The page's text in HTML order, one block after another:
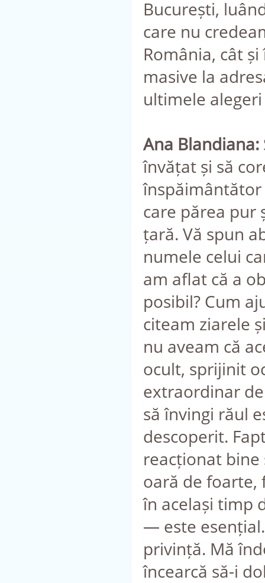
București,
care nu
România, cât
masive la
ultimele
Ana Blandiana:
învățat și să
înspăimântător
care părea pur
țară. Vă spun
numele celui
am aflat că a
posibil? Cum
citeam ziarele
nu aveam că
ocult, sprijinit
extraordinar
să învingi răul
descoperit.
reacționat bine
oară de foarte,
în același timp
— este
privință. Mă
încearcă să-i